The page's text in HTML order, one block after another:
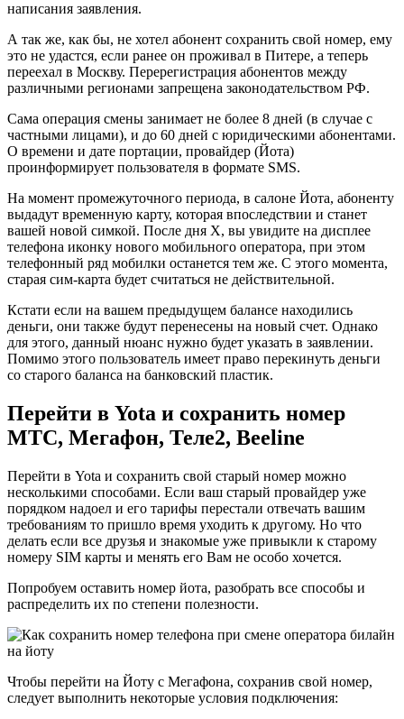
написания заявления.
А так же, как бы, не хотел абонент сохранить свой номер, ему
это не удастся, если ранее он проживал в Питере, а теперь
переехал в Москву. Перерегистрация абонентов между
различными регионами запрещена законодательством РФ.
Сама операция смены занимает не более 8 дней (в случае с
частными лицами), и до 60 дней с юридическими абонентами.
О времени и дате портации, провайдер (Йота)
проинформирует пользователя в формате SMS.
На момент промежуточного периода, в салоне Йота, абоненту
выдадут временную карту, которая впоследствии и станет
вашей новой симкой. После дня Х, вы увидите на дисплее
телефона иконку нового мобильного оператора, при этом
телефонный ряд мобилки останется тем же. С этого момента,
старая сим-карта будет считаться не действительной.
Кстати если на вашем предыдущем балансе находились
деньги, они также будут перенесены на новый счет. Однако
для этого, данный нюанс нужно будет указать в заявлении.
Помимо этого пользователь имеет право перекинуть деньги
со старого баланса на банковский пластик.
Перейти в Yota и сохранить номер
МТС, Мегафон, Теле2, Beeline
Перейти в Yota и сохранить свой старый номер можно
несколькими способами. Если ваш старый провайдер уже
порядком надоел и его тарифы перестали отвечать вашим
требованиям то пришло время уходить к другому. Но что
делать если все друзья и знакомые уже привыкли к старому
номеру SIM карты и менять его Вам не особо хочется.
Попробуем оставить номер йота, разобрать все способы и
распределить их по степени полезности.
Чтобы перейти на Йоту с Мегафона, сохранив свой номер,
следует выполнить некоторые условия подключения: